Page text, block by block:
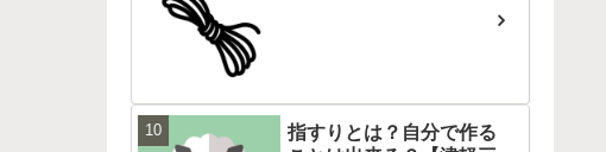
指すりとは？自分で作る